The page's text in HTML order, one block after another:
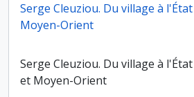
Serge Cleuziou. Du village à
Moyen-Orient
Serge Cleuziou. Du village à
et Moyen-Orient